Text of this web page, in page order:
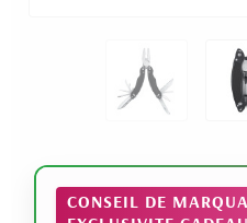
CONSEIL DE